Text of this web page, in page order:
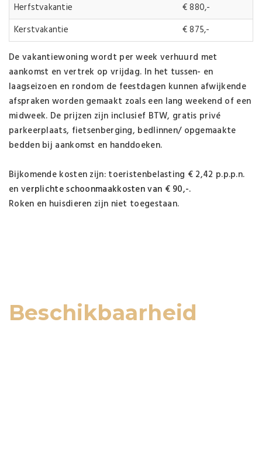
Herfstvakantie
€ 880,-
Kerstvakantie
€ 875,-
De vakantiewoning wordt per week verhuurd met
aankomst en vertrek op vrijdag. In het tussen- en
laagseizoen en rondom de feestdagen kunnen afwijkende
afspraken worden gemaakt zoals een lang weekend of een
midweek. De prijzen zijn inclusief BTW, gratis privé
parkeerplaats, fietsenberging, bedlinnen/ opgemaakte
bedden bij aankomst en handdoeken.
Bijkomende kosten zijn: toeristenbelasting € 2,42 p.p.p.n.
en verplichte schoonmaakkosten van € 90,-.
Roken en huisdieren zijn niet toegestaan.
Beschikbaarheid